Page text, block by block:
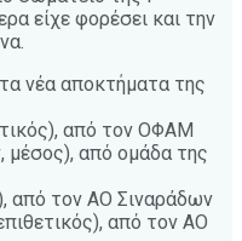
είχε φορέσει και την
τα νέα αποκτήματα της
από τον ΟΦΑΜ
μέσος), από ομάδα της
από τον ΑΟ Σιναράδων
από τον ΑΟ